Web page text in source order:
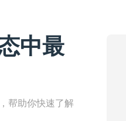
中最
帮助你快速了解